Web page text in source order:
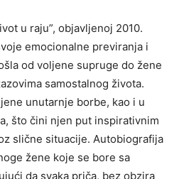
u raju”, objavljenoj 2010.
emocionalne previranja i
od voljene supruge do žene
samostalnog života.
unutarnje borbe, kao i u
što čini njen put inspirativnim
slične situacije. Autobiografija
žene koje se bore sa
da svaka priča, bez obzira